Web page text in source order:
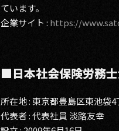
ています。
企業サイト : https://
■日本社会保険労務
所在地 : 東京都豊島区東池袋
代表者 : 代表社員 淡路友幸